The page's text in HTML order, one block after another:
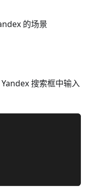
的场景
搜索框中输入